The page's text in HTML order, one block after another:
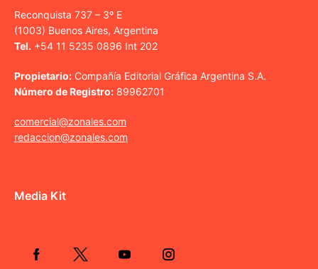
Reconquista 737 – 3º E
(1003) Buenos Aires, Argentina
Tel. +54 11 5235 0896 Int 202
Propietario: Compañía Editorial Gráfica Argentina S.A.
Número de Registro: 89962701
comercial@zonales.com
redaccion@zonales.com
Media Kit